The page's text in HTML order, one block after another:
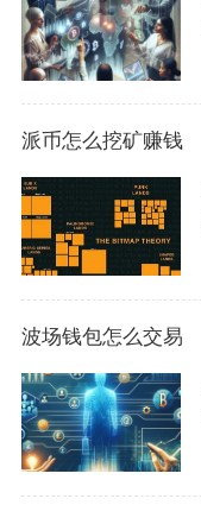
派币怎么挖矿赚钱
波场钱包怎么交易